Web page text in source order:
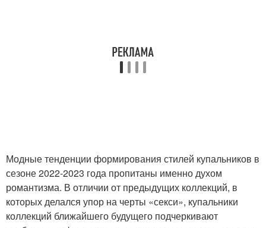
Модные тенденции формирования стилей купальников в
сезоне 2022-2023 года пропитаны именно духом
романтизма. В отличии от предыдущих коллекций, в
которых делался упор на черты «секси», купальники
коллекций ближайшего будущего подчеркивают